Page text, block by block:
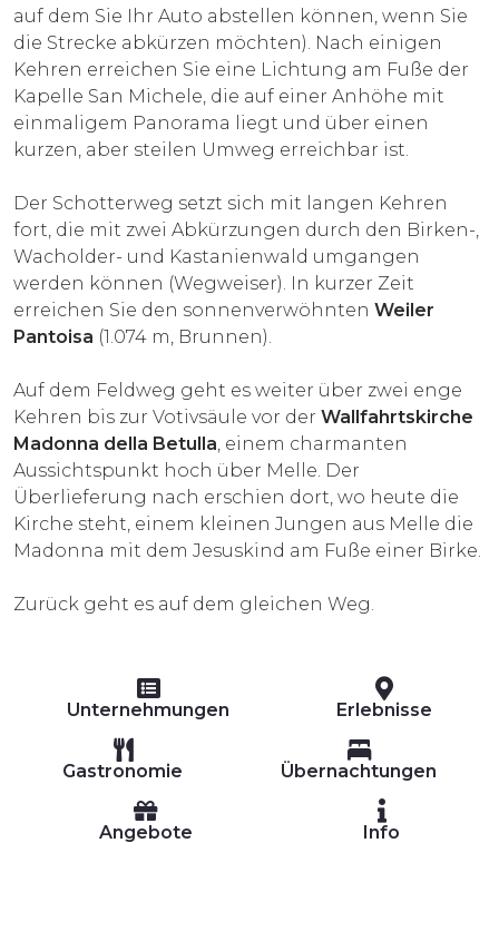
auf dem Sie Ihr Auto abstellen können, wenn Sie
die Strecke abkürzen möchten). Nach einigen
Kehren erreichen Sie eine Lichtung am Fuße der
Kapelle San Michele, die auf einer Anhöhe mit
einmaligem Panorama liegt und über einen
kurzen, aber steilen Umweg erreichbar ist.
Der Schotterweg setzt sich mit langen Kehren
fort, die mit zwei Abkürzungen durch den Birken-,
Wacholder- und Kastanienwald umgangen
werden können (Wegweiser). In kurzer Zeit
erreichen Sie den sonnenverwöhnten Weiler
Pantoisa (1.074 m, Brunnen).
Auf dem Feldweg geht es weiter über zwei enge
Kehren bis zur Votivsäule vor der Wallfahrtskirche
Madonna della Betulla , einem charmanten
Aussichtspunkt hoch über Melle. Der
Überlieferung nach erschien dort, wo heute die
Kirche steht, einem kleinen Jungen aus Melle die
Madonna mit dem Jesuskind am Fuße einer Birke.
Zurück geht es auf dem gleichen Weg.
Unternehmungen Erlebnisse
Gastronomie Übernachtungen
Angebote Info